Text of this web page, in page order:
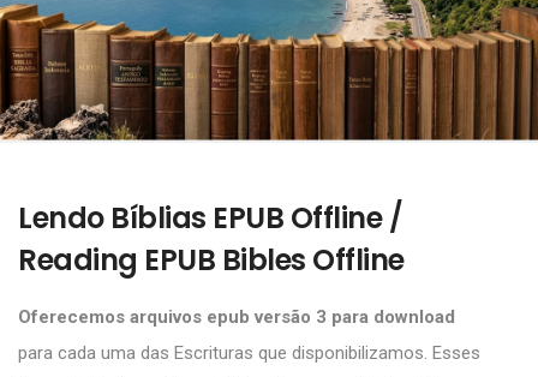
Lendo Bíblias EPUB Offline /
Reading EPUB Bibles Offline
Oferecemos arquivos epub versão 3 para download
para cada uma das Escrituras que disponibilizamos. Esses